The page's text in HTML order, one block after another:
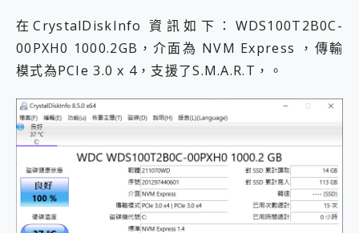
在CrystalDiskInfo 資訊如下：WDS100T2B0C-
00PXH0 1000.2GB，介面為 NVM Express ，傳輸
模式為PCIe 3.0 x 4，支援了S.M.A.R.T，。